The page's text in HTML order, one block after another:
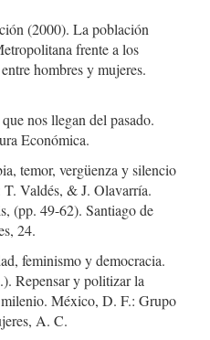
(2000). La población
frente a los
hombres y mujeres.
nos llegan del pasado.
Económica.
temor, vergüenza y silencio
Valdés, & J. Olavarría.
(pp. 49-62). Santiago de
24.
feminismo y democracia.
Repensar y politizar la
México, D. F.: Grupo
A. C.